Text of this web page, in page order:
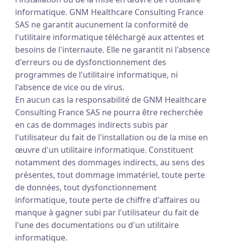
informatique. GNM Healthcare Consulting France
SAS ne garantit aucunement la conformité de
l'utilitaire informatique téléchargé aux attentes et
besoins de l'internaute. Elle ne garantit ni l'absence
d'erreurs ou de dysfonctionnement des
programmes de l'utilitaire informatique, ni
l'absence de vice ou de virus.
En aucun cas la responsabilité de GNM Healthcare
Consulting France SAS ne pourra être recherchée
en cas de dommages indirects subis par
l'utilisateur du fait de l'installation ou de la mise en
œuvre d'un utilitaire informatique. Constituent
notamment des dommages indirects, au sens des
présentes, tout dommage immatériel, toute perte
de données, tout dysfonctionnement
informatique, toute perte de chiffre d'affaires ou
manque à gagner subi par l'utilisateur du fait de
l'une des documentations ou d'un utilitaire
informatique.